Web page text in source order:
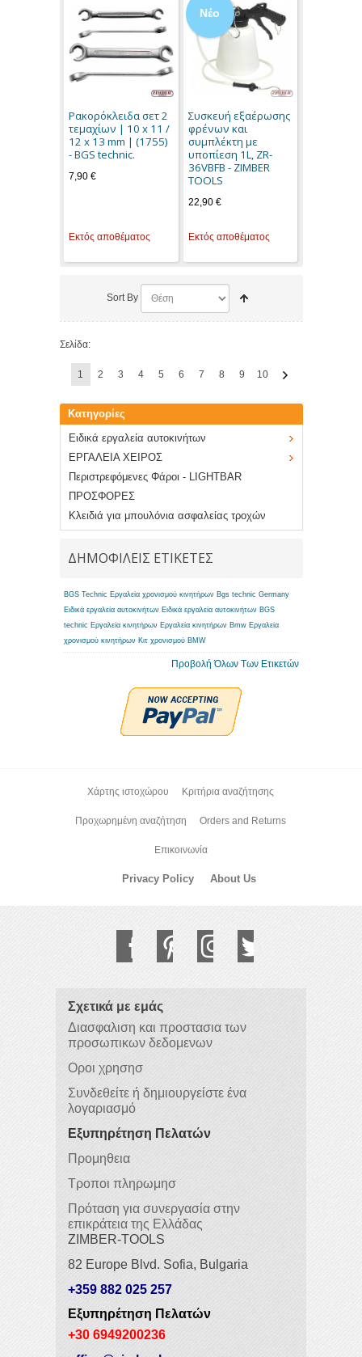
Ρακορόκλειδα σετ 2
τεμαχίων | 10 x 11 /
12 x 13 mm | (1755)
- BGS technic.
7,90 €
Εκτός αποθέματος
Νέο
Συσκευή εξαέρωσης
φρένων και
συμπλέκτη με
υποπίεση 1L, ZR-
36VBFB - ZIMBER
TOOLS
22,90 €
Εκτός αποθέματος
Sort By
Σελίδα:
1 2 3 4 5 6 7 8 9 10
Κατηγορίες
Ειδικά εργαλεία αυτοκινήτων
ΕΡΓΑΛΕΙΑ ΧΕΙΡΟΣ
Περιστρεφόμενες Φάροι - LIGHTBAR
ΠΡΟΣΦΟΡΕΣ
Κλειδιά για μπουλόνια ασφαλείας τροχών
ΔΗΜΟΦΙΛΕΙΣ ΕΤΙΚΕΤΕΣ
BGS Technic Εργαλεία χρονισμού κινητήρων Bgs technic Germany
Ειδικά εργαλεία αυτοκινήτων Ειδικά εργαλεία αυτοκινήτων BGS
technic Εργαλεία κινητήρων Εργαλεία κινητήρων Bmw Εργαλεία
χρονισμού κινητήρων Κιτ χρονισμού BMW
Προβολή Όλων Των Ετικετών
Χάρτης ιστοχώρου Κριτήρια αναζήτησης
Προχωρημένη αναζήτηση Orders and Returns
Επικοινωνία
Privacy Policy About Us
Σχετικά με εμάς
Διασφαλιση και προστασια των
προσωπικων δεδομενων
Οροι χρησησ
Συνδεθείτε ή δημιουργείστε ένα
λογαριασμό
Εξυπηρέτηση Πελατών
Προμηθεια
Τροποι πληρωμησ
Πρόταση για συνεργασία στην
επικράτεια της Ελλάδας
ZIMBER-TOOLS
82 Europe Blvd. Sofia, Bulgaria
+359 882 025 257
Εξυπηρέτηση Πελατών
+30 6949200236